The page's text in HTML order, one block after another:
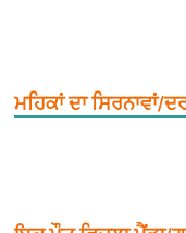
ਮਹਿਕਾਂ ਦਾ ਸਿਰਨਾਵਾਂ/